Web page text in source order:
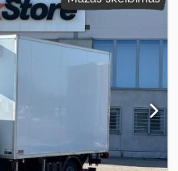
kabina:dieninė kabina
klasė:Euro 6, pakaba:
tūris: 14 m³, krovimo vietos
, krovos erdvės
dydis: 205 / 75 R 17,5,
ABS, centrinis
sistema, oro